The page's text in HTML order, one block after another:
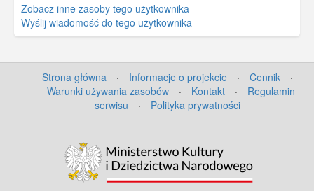
Zobacz inne zasoby tego użytkownika
Wyślij wiadomość do tego użytkownika
Strona główna · Informacje o projekcie · Cennik
·
Warunki używania zasobów
· Kontakt ·
Regulamin
serwisu
· Polityka prywatności